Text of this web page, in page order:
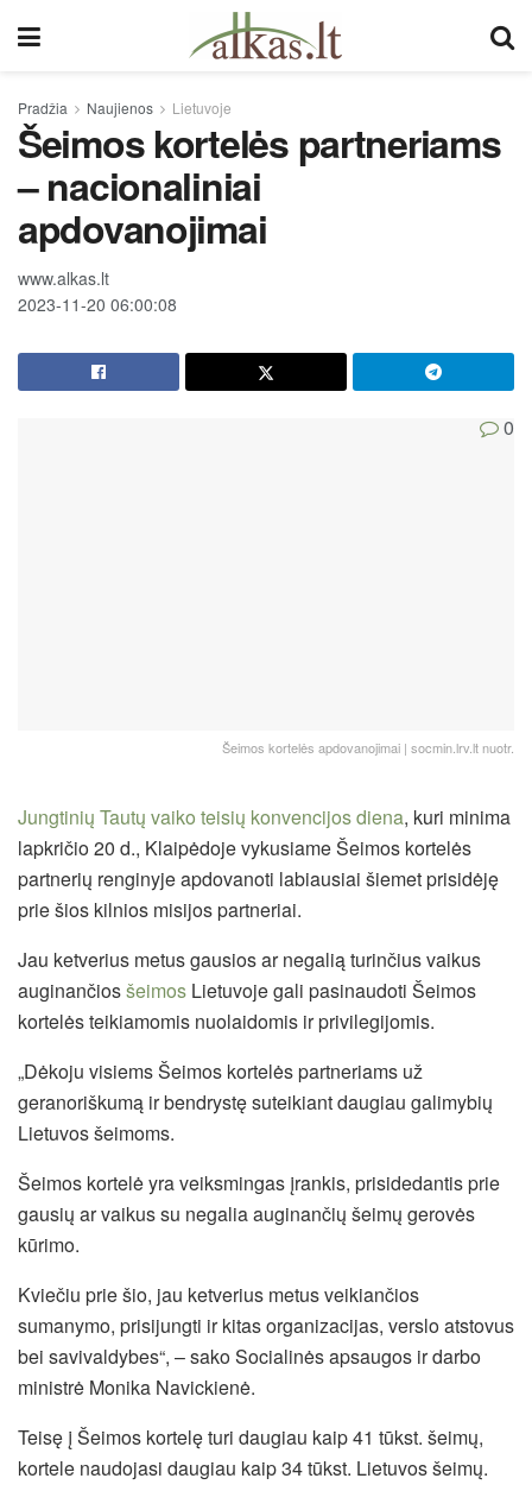
Pradžia Naujienos Lietuvoje
Šeimos kortelės partneriams
– nacionaliniai
apdovanojimai
www.alkas.lt
2023-11-20 06:00:08
0
Šeimos kortelės apdovanojimai | socmin.lrv.lt nuotr.
Jungtinių Tautų vaiko teisių konvencijos diena, kuri minima
lapkričio 20 d., Klaipėdoje vykusiame Šeimos kortelės
partnerių renginyje apdovanoti labiausiai šiemet prisidėję
prie šios kilnios misijos partneriai.
Jau ketverius metus gausios ar negalią turinčius vaikus
auginančiosšeimos Lietuvoje gali pasinaudoti Šeimos
kortelės teikiamomis nuolaidomis ir privilegijomis.
„Dėkoju visiems Šeimos kortelės partneriams už
geranoriškumą ir bendrystę suteikiant daugiau galimybių
Lietuvos šeimoms.
Šeimos kortelė yra veiksmingas įrankis, prisidedantis prie
gausių ar vaikus su negalia auginančių šeimų gerovės
kūrimo.
Kviečiu prie šio, jau ketverius metus veikiančios
sumanymo, prisijungti ir kitas organizacijas, verslo atstovus
bei savivaldybes“, – sako Socialinės apsaugos ir darbo
ministrė Monika Navickienė.
Teisę į Šeimos kortelę turi daugiau kaip 41 tūkst. šeimų,
kortele naudojasi daugiau kaip 34 tūkst. Lietuvos šeimų.